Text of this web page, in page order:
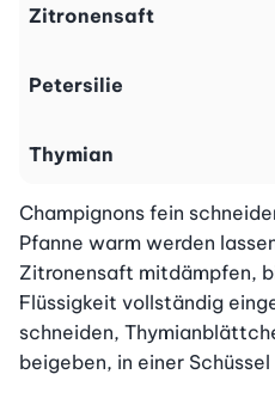
Zitronensaft
Petersilie
Thymian
Champignons fein
Pfanne warm werden
Zitronensaft mitdämpfen,
Flüssigkeit vollständig
schneiden,
beigeben, in einer